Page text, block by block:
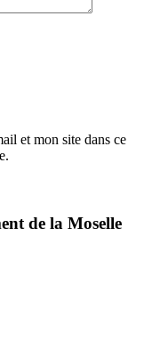
et mon site dans ce
de la Moselle